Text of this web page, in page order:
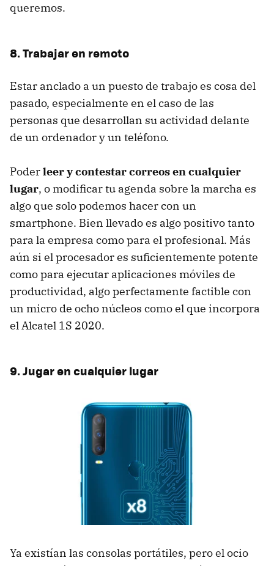
queremos.
8. Trabajar en remoto
Estar anclado a un puesto de trabajo es cosa del
pasado, especialmente en el caso de las
personas que desarrollan su actividad delante
de un ordenador y un teléfono.
Poderleer y contestar correos en cualquier
lugar, o modificar tu agenda sobre la marcha es
algo que solo podemos hacer con un
smartphone. Bien llevado es algo positivo tanto
para la empresa como para el profesional. Más
aún si el procesador es suficientemente potente
como para ejecutar aplicaciones móviles de
productividad, algo perfectamente factible con
un micro de ocho núcleos como el que incorpora
el Alcatel 1S 2020.
9. Jugar en cualquier lugar
Ya existían las consolas portátiles, pero el ocio